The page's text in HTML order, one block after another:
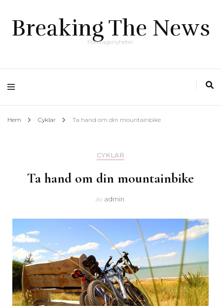
Breaking The News
Företagsnyheter
Hem Cyklar Ta hand om din mountainbike
CYKLAR
Ta hand om din mountainbike
av admin